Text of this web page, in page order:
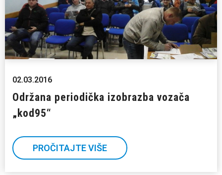
02.03.2016
Održana periodička izobrazba vozača
„kod95“
PROČITAJTE VIŠE